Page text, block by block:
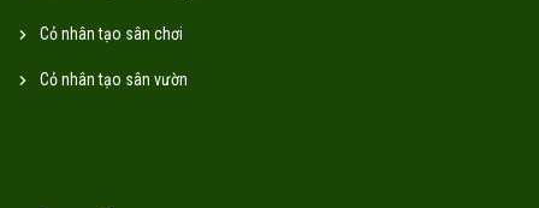
Cỏ nhân tạo sân chơi
Cỏ nhân tạo sân vườn